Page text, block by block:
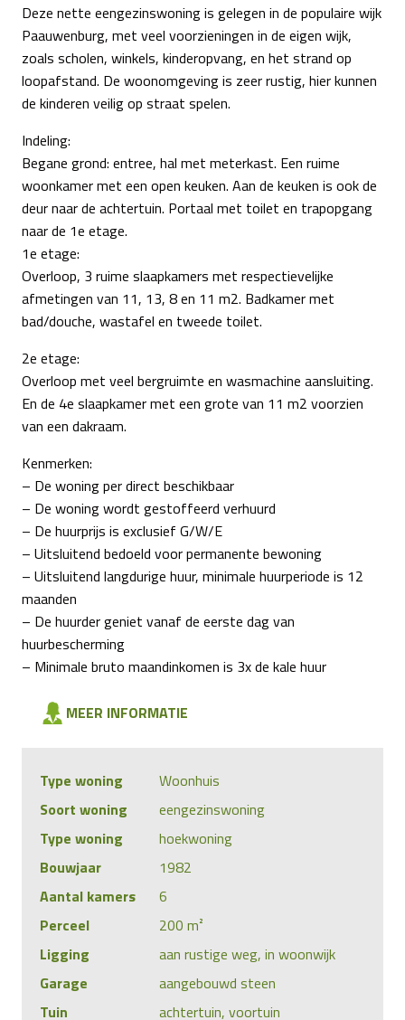
Deze nette eengezinswoning is gelegen in de populaire wijk
Paauwenburg, met veel voorzieningen in de eigen wijk,
zoals scholen, winkels, kinderopvang, en het strand op
loopafstand. De woonomgeving is zeer rustig, hier kunnen
de kinderen veilig op straat spelen.
Indeling:
Begane grond: entree, hal met meterkast. Een ruime
woonkamer met een open keuken. Aan de keuken is ook de
deur naar de achtertuin. Portaal met toilet en trapopgang
naar de 1e etage.
1e etage:
Overloop, 3 ruime slaapkamers met respectievelijke
afmetingen van 11, 13, 8 en 11 m2. Badkamer met
bad/douche, wastafel en tweede toilet.
2e etage:
Overloop met veel bergruimte en wasmachine aansluiting.
En de 4e slaapkamer met een grote van 11 m2 voorzien
van een dakraam.
Kenmerken:
– De woning per direct beschikbaar
– De woning wordt gestoffeerd verhuurd
– De huurprijs is exclusief G/W/E
– Uitsluitend bedoeld voor permanente bewoning
– Uitsluitend langdurige huur, minimale huurperiode is 12
maanden
– De huurder geniet vanaf de eerste dag van
huurbescherming
– Minimale bruto maandinkomen is 3x de kale huur
MEER INFORMATIE
Type woning
Woonhuis
Soort woning
eengezinswoning
Type woning
hoekwoning
Bouwjaar
1982
Aantal kamers
6
Perceel
200 m²
Ligging
aan rustige weg, in woonwijk
Garage
aangebouwd steen
Tuin
achtertuin, voortuin